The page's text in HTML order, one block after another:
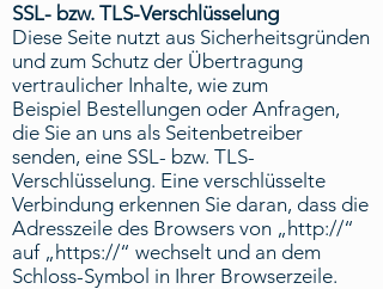
SSL- bzw. TLS-Verschlüsselung
Diese Seite nutzt aus Sicherheitsgründen
und zum Schutz der Übertragung
vertraulicher Inhalte, wie zum
Beispiel Bestellungen oder Anfragen,
die Sie an uns als Seitenbetreiber
senden, eine SSL- bzw. TLS-
Verschlüsselung. Eine verschlüsselte
Verbindung erkennen Sie daran, dass die
Adresszeile des Browsers von „http://“
auf „https://“ wechselt und an dem
Schloss-Symbol in Ihrer Browserzeile.